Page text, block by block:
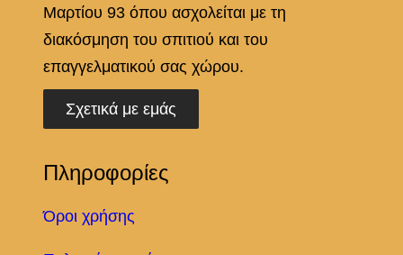
Μαρτίου 93 όπου ασχολείται με τη
διακόσμηση του σπιτιού και του
επαγγελματικού σας χώρου.
Σχετικά με εμάς
Πληροφορίες
Όροι χρήσης